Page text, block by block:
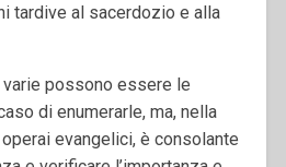
tardive al sacerdozio e alla
possono essere le
di enumerarle, ma, nella
evangelici, è consolante